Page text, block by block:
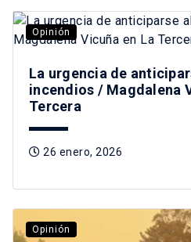
Opinión
La urgencia de
incendios / Magdalena
Tercera
26 enero, 2026
Opinión